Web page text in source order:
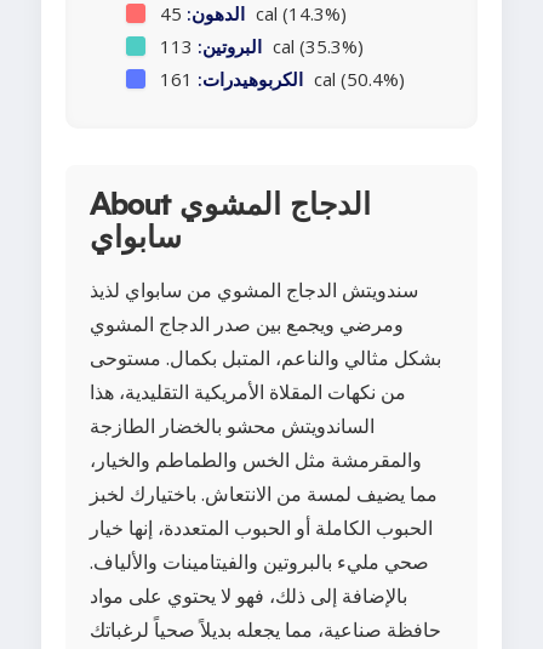
الدهون: 45 cal (14.3%)
البروتين: 113 cal (35.3%)
الكربوهيدرات: 161 cal (50.4%)
About الدجاج المشوي
سابواي
سندويتش الدجاج المشوي من سابواي لذيذ
ومرضي ويجمع بين صدر الدجاج المشوي
بشكل مثالي والناعم، المتبل بكمال. مستوحى
من نكهات المقلاة الأمريكية التقليدية، هذا
الساندويتش محشو بالخضار الطازجة
والمقرمشة مثل الخس والطماطم والخيار،
مما يضيف لمسة من الانتعاش. باختيارك لخبز
الحبوب الكاملة أو الحبوب المتعددة، إنها خيار
صحي مليء بالبروتين والفيتامينات والألياف.
بالإضافة إلى ذلك، فهو لا يحتوي على مواد
حافظة صناعية، مما يجعله بديلاً صحياً لرغباتك